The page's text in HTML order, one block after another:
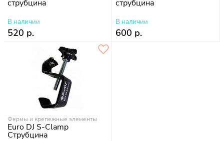
струбцина
В наличии
520 р.
струбцина
В наличии
600 р.
Фермы и крепежные элементы
Euro DJ S-Clamp
Cтрубцина